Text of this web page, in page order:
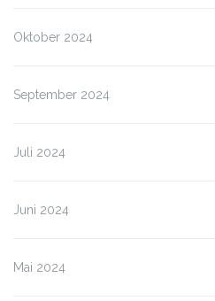
Oktober 2024
September 2024
Juli 2024
Juni 2024
Mai 2024